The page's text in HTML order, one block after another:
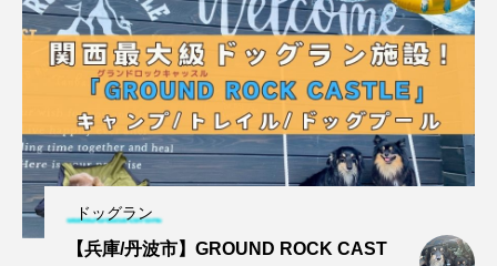
ドッグラン
【兵庫/丹波市】GROUND ROCK CAST